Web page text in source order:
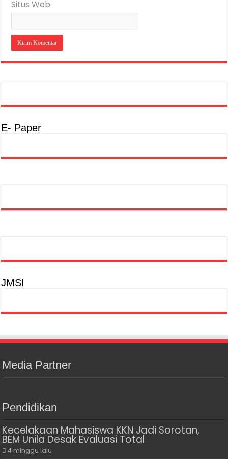
Situs Web
E- Paper
JMSI
Media Partner
Pendidikan
Kecelakaan Mahasiswa KKN Jadi Sorotan,
BEM Unila Desak Evaluasi Total
4 minggu lalu